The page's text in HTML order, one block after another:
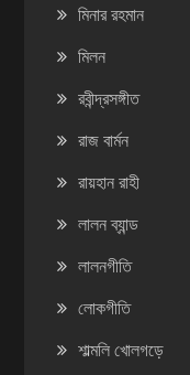
মিনার রহমান
মিলন
রবীন্দ্রসঙ্গীত
রাজ বার্মন
রায়হান রাহী
লালন ব্যান্ড
লালনগীতি
লোকগীতি
শাল্মলি খোলগড়ে